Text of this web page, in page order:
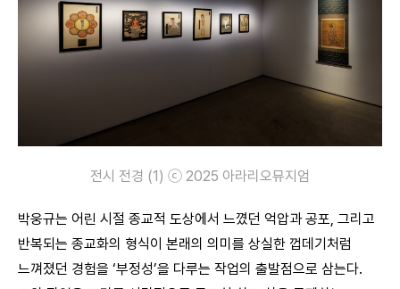
전시 전경 (1) ⓒ 2025 아라리오뮤지엄
박웅규는 어린 시절 종교적 도상에서 느꼈던 억압과 공포, 그리고
반복되는 종교화의 형식이 본래의 의미를 상실한 껍데기처럼
느껴졌던 경험을 ‘부정성’을 다루는 작업의 출발점으로 삼는다.